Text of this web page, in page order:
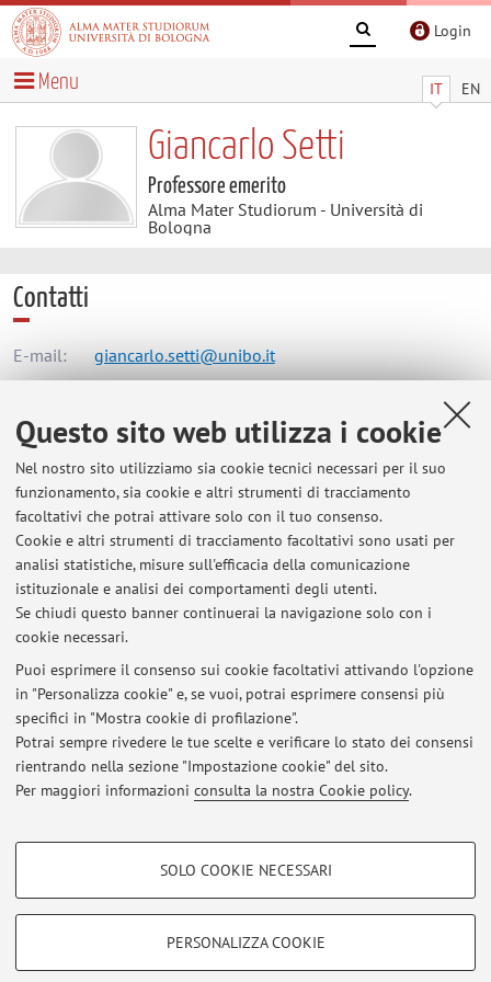
Questo sito web utilizza i cookie
Nel nostro sito utilizziamo sia cookie tecnici necessari per il suo
funzionamento, sia cookie e altri strumenti di tracciamento
facoltativi che potrai attivare solo con il tuo consenso.
Cookie e altri strumenti di tracciamento facoltativi sono usati per
analisi statistiche, misure sull'efficacia della comunicazione
istituzionale e analisi dei comportamenti degli utenti.
Se chiudi questo banner continuerai la navigazione solo con i
cookie necessari.
Puoi esprimere il consenso sui cookie facoltativi attivando l'opzione
in "Personalizza cookie" e, se vuoi, potrai esprimere consensi più
specifici in "Mostra cookie di profilazione".
Potrai sempre rivedere le tue scelte e verificare lo stato dei consensi
rientrando nella sezione "Impostazione cookie" del sito.
Per maggiori informazioni consulta la nostra Cookie policy.
COOKIE DI PROFILAZIONE - FACOLTATIVI
SOLO COOKIE NECESSARI
PERSONALIZZA COOKIE
Login
IT EN
Menu
Giancarlo Setti
Professore emerito
Alma Mater Studiorum - Università di
Bologna
Contatti
E-mail:
giancarlo.setti@unibo.it
Altri contatti
E-mail:
setti@astbo1.bo.cnr.it
Tel:
+39 051 6399365
Alma Mater Studiorum - Università di Bologna
Via Zamboni 33, Bologna -
Vai alla mappa
Ultimi avvisi
Al momento non sono presenti avvisi.
Area riservata
Accedi tramiteloginper gestire tutti i contenuti del sito.